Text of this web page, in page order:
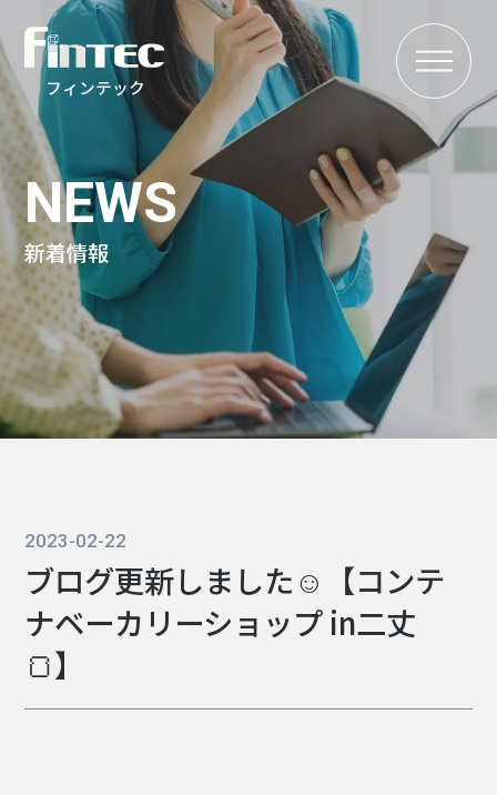
フィンテック
MENU
NEWS
新着情報
2023-02-22
ブログ更新しました☺【コンテ
ナベーカリーショップ in二丈
🍞】